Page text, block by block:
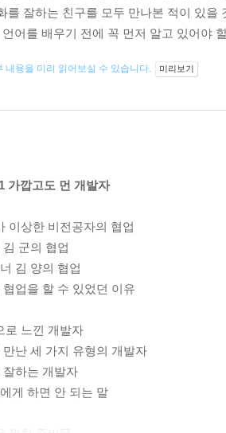
를 잘하는 친구를 모두 만나본 적이 있
언어를 배우기 전에 꼭 먼저 알고 있어야
내용을 미리 읽어보실 수 있습니다. 미리보기
가깝고도 먼 개발자
이상한 비전공자의 협업
군의 협업
김 양의 협업
업을 할 수 있었던 이유
로 느낀 개발자
만난 세 가지 유형의 개발자
잘하는 개발자
게 하면 안 되는 말